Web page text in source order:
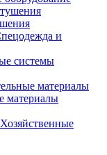
и
системы
материалы
материалы
Хозяйственные